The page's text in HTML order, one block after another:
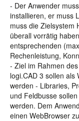
- Der Anwender
installieren, er muss
muss die Zielsystem
überall vorrätig
entsprechenden
Rechenleistung,
- Ziel im Rahmen
logi.CAD 3 sollen als
werden - Libraries,
und Feldbusse
werden. Dem
einen WebBrowser